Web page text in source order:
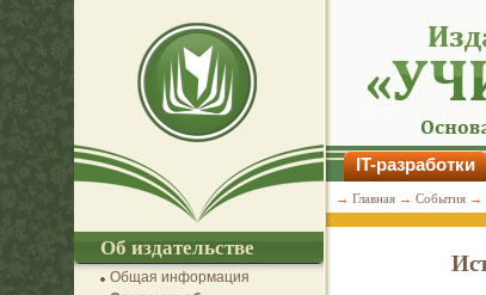
IT-разработки
→ Главная → События →
Об издательстве
Общая информация